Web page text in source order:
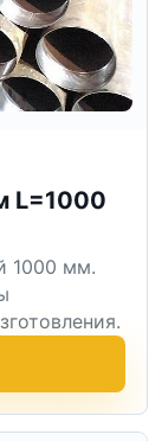
L=1000
1000 мм.